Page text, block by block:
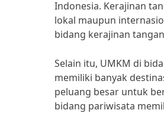
Indonesia. Kerajinan
lokal maupun
bidang kerajinan
Selain itu, UMKM di
memiliki banyak
peluang besar untuk
bidang pariwisata